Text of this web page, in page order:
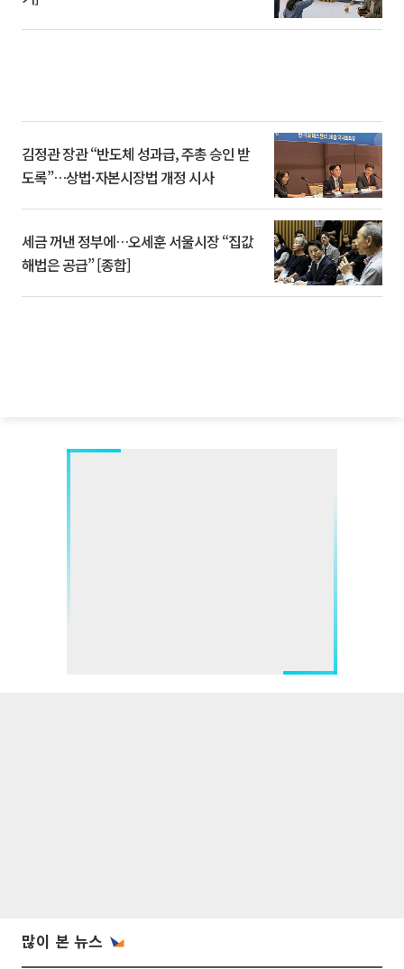
김정관 장관 “반도체 성과급, 주총 승인 받
도록”…상법·자본시장법 개정 시사
세금 꺼낸 정부에…오세훈 서울시장 “집값
해법은 공급” [종합]
많이 본 뉴스